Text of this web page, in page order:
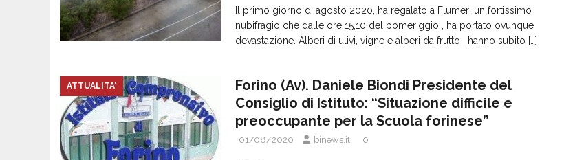
Il primo giorno di agosto 2020, ha regalato a Flumeri un fortissimo
nubifragio che dalle ore 15,10 del pomeriggio , ha portato ovunque
devastazione. Alberi di ulivi, vigne e alberi da frutto , hanno subito […]
ATTUALITA'
Forino (Av). Daniele Biondi Presidente del
Consiglio di Istituto: “Situazione difficile e
preoccupante per la Scuola forinese”
01/08/2020 binews.it 0